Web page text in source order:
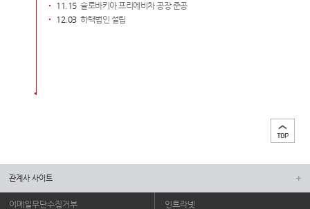
11.15 슬로바키아 프리에비차 공장 준공
12.03 하택법인 설립
관계사 사이트
이메일무단수집거부 인트라넷